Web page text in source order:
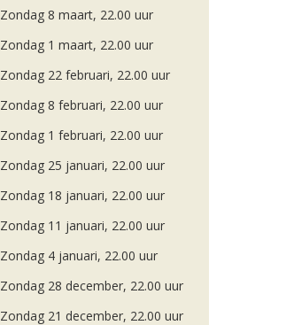
Zondag 8 maart, 22.00 uur
Zondag 1 maart, 22.00 uur
Zondag 22 februari, 22.00 uur
Zondag 8 februari, 22.00 uur
Zondag 1 februari, 22.00 uur
Zondag 25 januari, 22.00 uur
Zondag 18 januari, 22.00 uur
Zondag 11 januari, 22.00 uur
Zondag 4 januari, 22.00 uur
Zondag 28 december, 22.00 uur
Zondag 21 december, 22.00 uur